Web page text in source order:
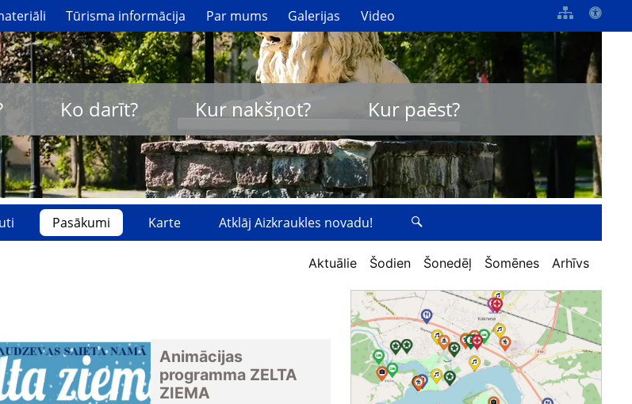
Tūrisma informācija Par mums Galerijas Video
Ko darīt? Kur nakšņot? Kur paēst?
Pasākumi Karte Atklāj Aizkraukles novadu!
Aktuālie Šodien Šonedēļ Šomēnes Arhīvs
Animācijas
programma ZELTA
ZIEMA